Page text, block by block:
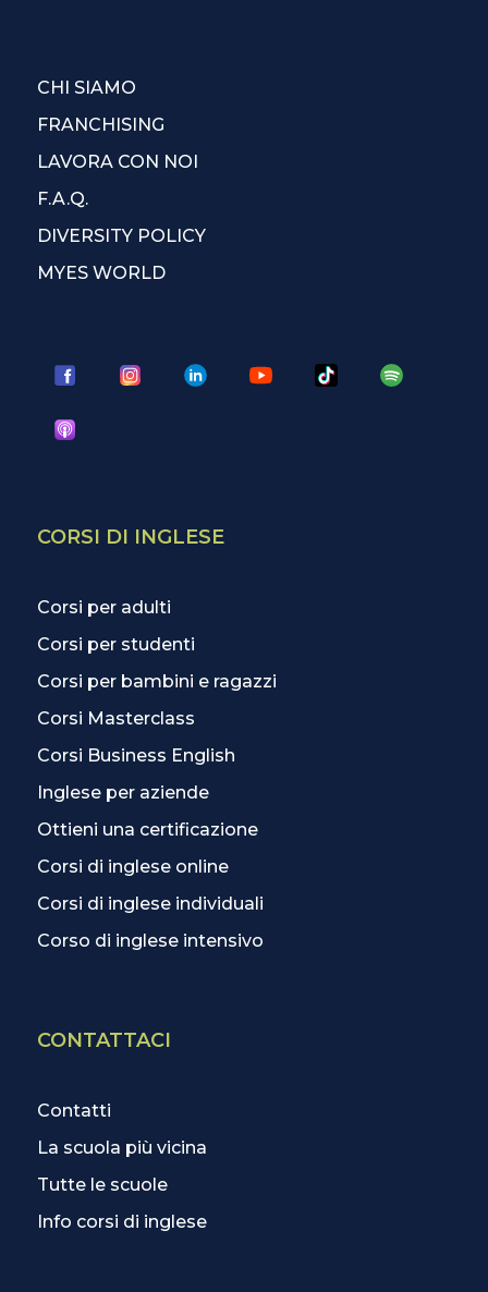
CHI SIAMO
FRANCHISING
LAVORA CON NOI
F.A.Q.
DIVERSITY POLICY
MYES WORLD
CORSI DI INGLESE
Corsi per adulti
Corsi per studenti
Corsi per bambini e ragazzi
Corsi Masterclass
Corsi Business English
Inglese per aziende
Ottieni una certificazione
Corsi di inglese online
Corsi di inglese individuali
Corso di inglese intensivo
CONTATTACI
Contatti
La scuola più vicina
Tutte le scuole
Info corsi di inglese